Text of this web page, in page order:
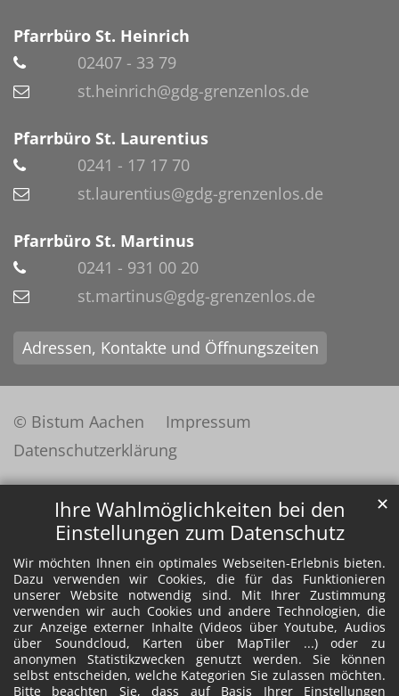
Ihre Wahlmöglichkeiten bei den
Einstellungen zum Datenschutz
Wir möchten Ihnen ein optimales Webseiten-Erlebnis bieten.
Dazu verwenden wir Cookies, die für das Funktionieren
unserer Website notwendig sind. Mit Ihrer Zustimmung
verwenden wir auch Cookies und andere Technologien, die
zur Anzeige externer Inhalte (Videos über Youtube, Audios
über Soundcloud, Karten über MapTiler ...) oder zu
anonymen Statistikzwecken genutzt werden. Sie können
selbst entscheiden, welche Kategorien Sie zulassen möchten.
Bitte beachten Sie, dass auf Basis Ihrer Einstellungen
✕
Pfarrbüro St. Heinrich
02407 - 33 79
st.heinrich@gdg-grenzenlos.de
Pfarrbüro St. Laurentius
0241 - 17 17 70
st.laurentius@gdg-grenzenlos.de
Pfarrbüro St. Martinus
0241 - 931 00 20
st.martinus@gdg-grenzenlos.de
Adressen, Kontakte und Öffnungszeiten
© Bistum Aachen
Impressum
Datenschutzerklärung